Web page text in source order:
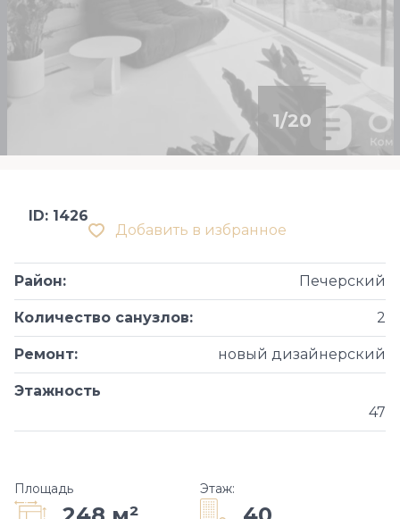
1/20
Добавить в избранное
ID: 1426
Район: Печерский
Количество санузлов: 2
Ремонт: новый дизайнерский
Этажность
47
Площадь Этаж: